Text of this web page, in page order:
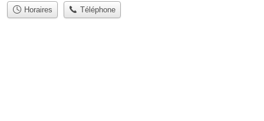
Horaires Téléphone